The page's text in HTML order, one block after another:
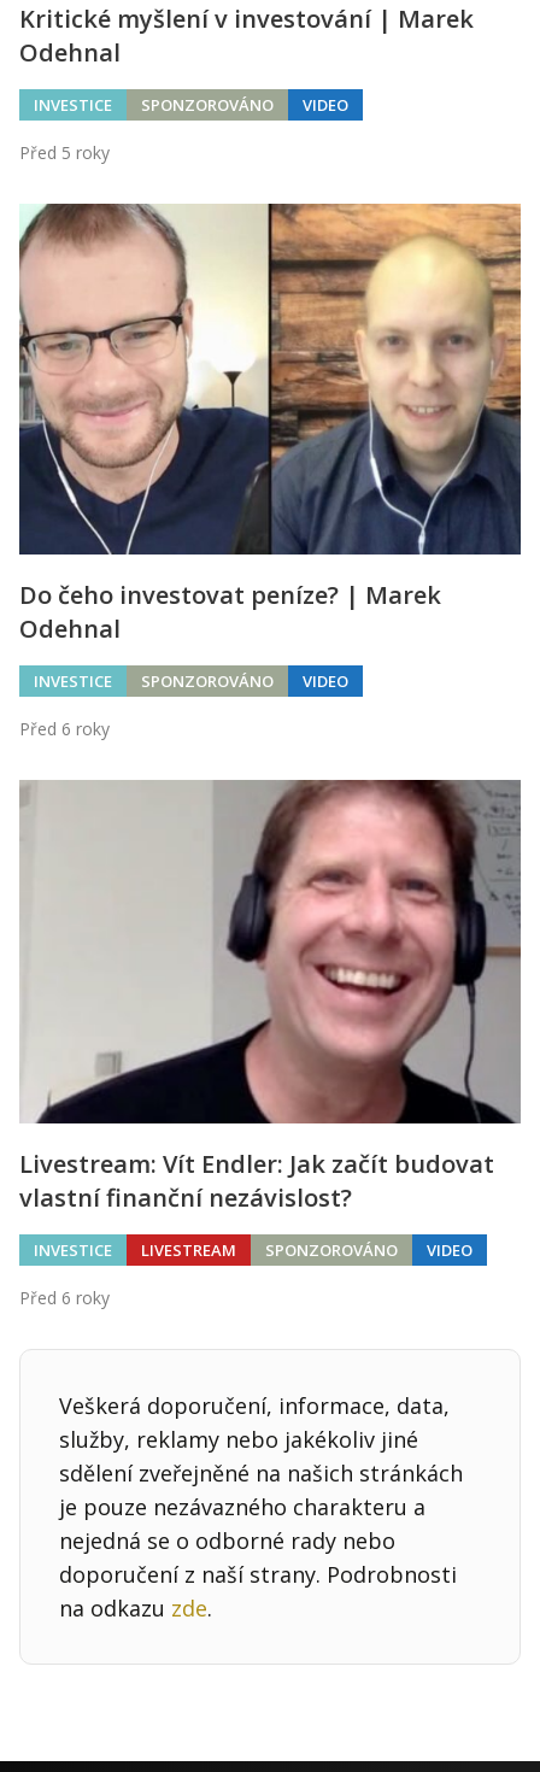
Kritické myšlení v investování | Marek
Odehnal
INVESTICE SPONZOROVÁNO VIDEO
Před 5 roky
Do čeho investovat peníze? | Marek
Odehnal
INVESTICE SPONZOROVÁNO VIDEO
Před 6 roky
Livestream: Vít Endler: Jak začít budovat
vlastní finanční nezávislost?
INVESTICE LIVESTREAM SPONZOROVÁNO VIDEO
Před 6 roky
Veškerá doporučení, informace, data,
služby, reklamy nebo jakékoliv jiné
sdělení zveřejněné na našich stránkách
je pouze nezávazného charakteru a
nejedná se o odborné rady nebo
doporučení z naší strany. Podrobnosti
na odkazu zde.